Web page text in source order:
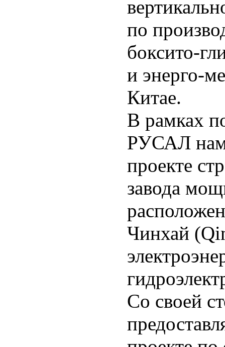
по
боксито-
и энерго-
Китае.
В рамках
РУСАЛ
проекте
завода
Чинхай
Со своей